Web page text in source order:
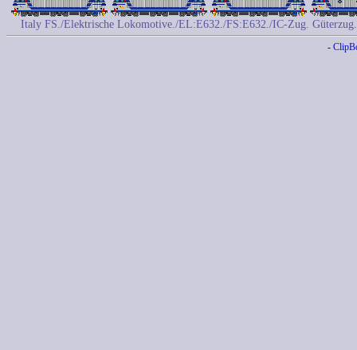
Italy FS./Elektrische Lokomotive./EL:E632./FS:E632./IC-Zug.
-